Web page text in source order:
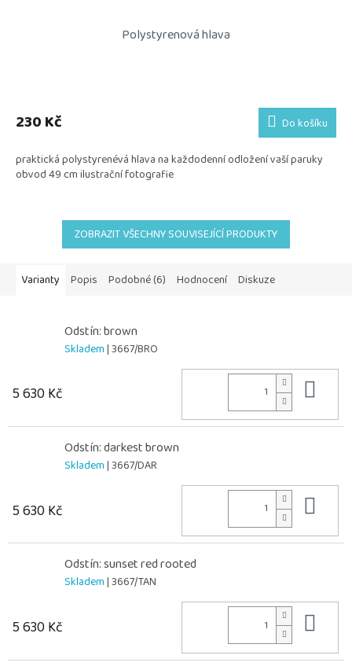
Polystyrenová hlava
230 Kč Do košíku
praktická polystyrenévá hlava na každodenní odložení vaší paruky
obvod 49 cm ilustrační fotografie
ZOBRAZIT VŠECHNY SOUVISEJÍCÍ PRODUKTY
Varianty Popis Podobné (6) Hodnocení Diskuze
Odstín: brown
Skladem| 3667/BRO
5 630 Kč
Odstín: darkest brown
Skladem| 3667/DAR
5 630 Kč
Odstín: sunset red rooted
Skladem| 3667/TAN
5 630 Kč